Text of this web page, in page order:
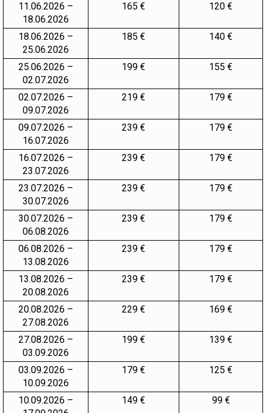
11.06.2026 –
18.06.2026
165 € 120 €
18.06.2026 –
25.06.2026
185 € 140 €
25.06.2026 –
02.07.2026
199 € 155 €
02.07.2026 –
09.07.2026
219 € 179 €
09.07.2026 –
16.07.2026
239 € 179 €
16.07.2026 –
23.07.2026
239 € 179 €
23.07.2026 –
30.07.2026
239 € 179 €
30.07.2026 –
06.08.2026
239 € 179 €
06.08.2026 –
13.08.2026
239 € 179 €
13.08.2026 –
20.08.2026
239 € 179 €
20.08.2026 –
27.08.2026
229 € 169 €
27.08.2026 –
03.09.2026
199 € 139 €
03.09.2026 –
10.09.2026
179 € 125 €
10.09.2026 –
149 € 99 €